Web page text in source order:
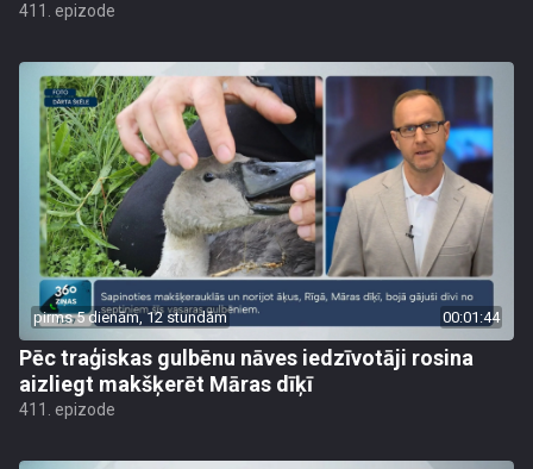
411. epizode
pirms 5 dienām, 12 stundām 00:01:44
Pēc traģiskas gulbēnu nāves iedzīvotāji rosina
aizliegt makšķerēt Māras dīķī
411. epizode